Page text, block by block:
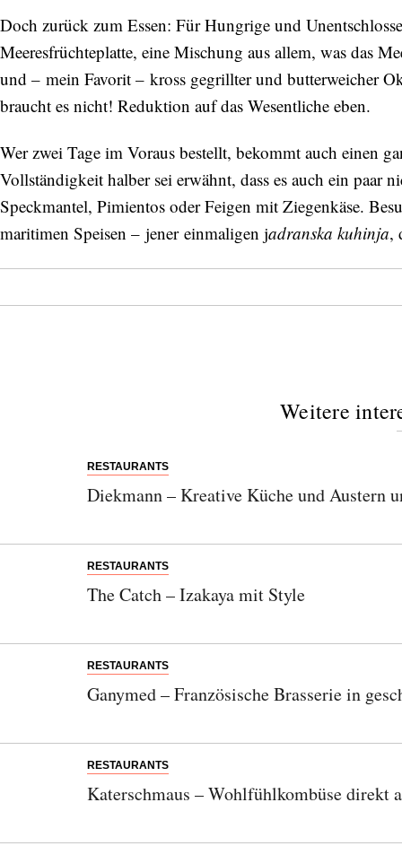
Doch zurück zum Essen: Für Hungrige und
Meeresfrüchteplatte, eine Mischung aus allem, was das
und – mein Favorit – kross gegrillter und butterweicher
braucht es nicht! Reduktion auf das Wesentliche eben.
Wer zwei Tage im Voraus bestellt, bekommt auch einen
Vollständigkeit halber sei erwähnt, dass es auch ein paar
Speckmantel, Pimientos oder Feigen mit Ziegenkäse.
maritimen Speisen – jener einmaligen jadranska kuhinja,
Weitere
RESTAURANTS
Diekmann – Kreative Küche und Austern
RESTAURANTS
The Catch – Izakaya mit Style
RESTAURANTS
Ganymed – Französische Brasserie in
RESTAURANTS
Katerschmaus – Wohlfühlkombüse direkt